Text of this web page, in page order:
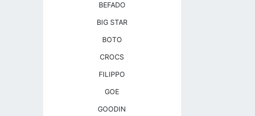
BEFADO
BIG STAR
BOTO
CROCS
FILIPPO
GOE
GOODIN